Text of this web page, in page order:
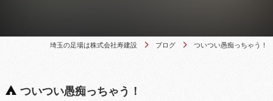
埼玉の足場は株式会社寿建設 ブログ ついつい愚痴っちゃう！
ついつい愚痴っちゃう！